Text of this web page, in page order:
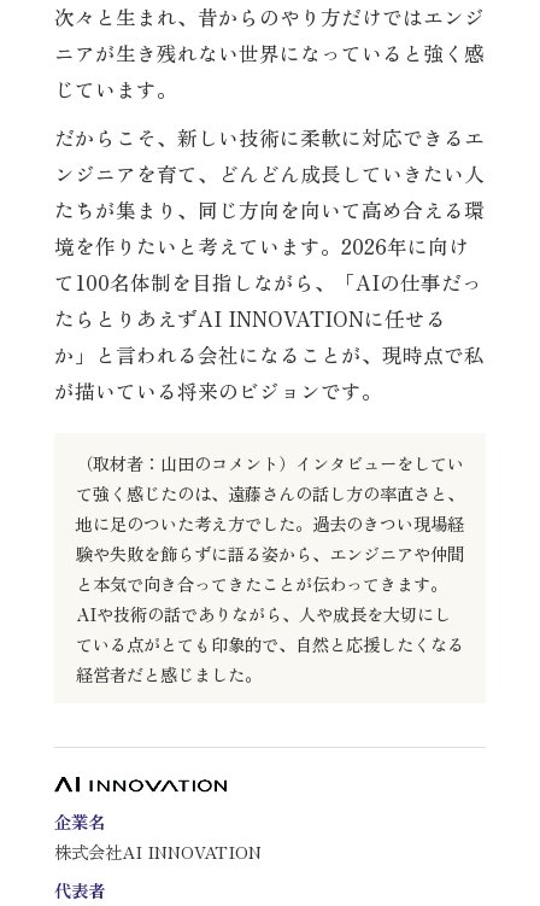
次々と生まれ、昔からのやり方だけではエンジ
ニアが生き残れない世界になっていると強く感
じています。
だからこそ、新しい技術に柔軟に対応できるエ
ンジニアを育て、どんどん成長していきたい人
たちが集まり、同じ方向を向いて高め合える環
境を作りたいと考えています。2026年に向け
て100名体制を目指しながら、「AIの仕事だっ
たらとりあえずAI INNOVATIONに任せる
か」と言われる会社になることが、現時点で私
が描いている将来のビジョンです。
（取材者：山田のコメント）インタビューをしてい
て強く感じたのは、遠藤さんの話し方の率直さと、
地に足のついた考え方でした。過去のきつい現場経
験や失敗を飾らずに語る姿から、エンジニアや仲間
と本気で向き合ってきたことが伝わってきます。
AIや技術の話でありながら、人や成長を大切にし
ている点がとても印象的で、自然と応援したくなる
経営者だと感じました。
企業名
株式会社AI INNOVATION
代表者